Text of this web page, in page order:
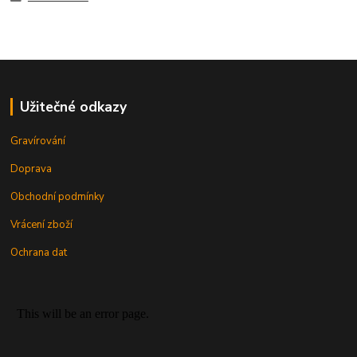
Užitečné odkazy
Gravírování
Doprava
Obchodní podmínky
Vrácení zboží
Ochrana dat